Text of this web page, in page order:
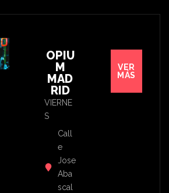
OPIU
M
MAD
RID
VIERNE
S
Call
e
Jose
Aba
scal
VER
MÁS